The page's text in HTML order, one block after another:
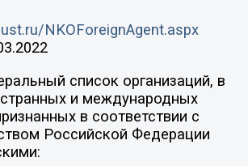
NKOForeignAgent.aspx
список организаций, в
и международных
в соответствии с
Российской Федерации